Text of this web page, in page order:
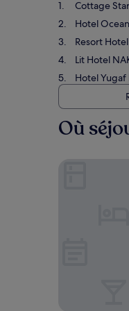
Cottage
Hotel
Resort
Lit Hotel
Hotel
Où